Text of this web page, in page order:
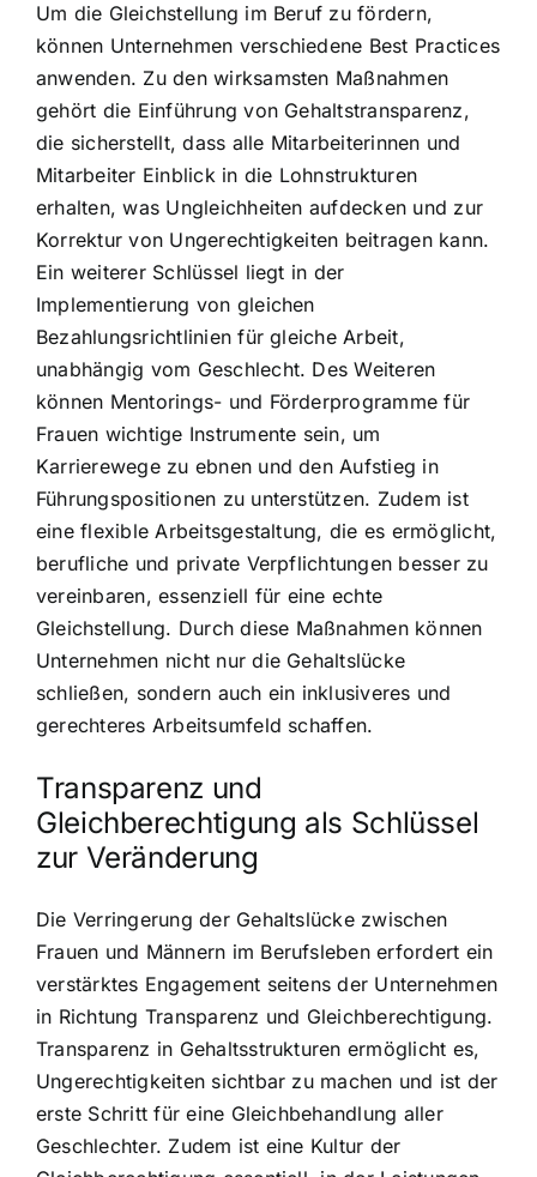
Um die Gleichstellung im Beruf zu fördern,
können Unternehmen verschiedene Best Practices
anwenden. Zu den wirksamsten Maßnahmen
gehört die Einführung von Gehaltstransparenz,
die sicherstellt, dass alle Mitarbeiterinnen und
Mitarbeiter Einblick in die Lohnstrukturen
erhalten, was Ungleichheiten aufdecken und zur
Korrektur von Ungerechtigkeiten beitragen kann.
Ein weiterer Schlüssel liegt in der
Implementierung von gleichen
Bezahlungsrichtlinien für gleiche Arbeit,
unabhängig vom Geschlecht. Des Weiteren
können Mentorings- und Förderprogramme für
Frauen wichtige Instrumente sein, um
Karrierewege zu ebnen und den Aufstieg in
Führungspositionen zu unterstützen. Zudem ist
eine flexible Arbeitsgestaltung, die es ermöglicht,
berufliche und private Verpflichtungen besser zu
vereinbaren, essenziell für eine echte
Gleichstellung. Durch diese Maßnahmen können
Unternehmen nicht nur die Gehaltslücke
schließen, sondern auch ein inklusiveres und
gerechteres Arbeitsumfeld schaffen.
Transparenz und
Gleichberechtigung als Schlüssel
zur Veränderung
Die Verringerung der Gehaltslücke zwischen
Frauen und Männern im Berufsleben erfordert ein
verstärktes Engagement seitens der Unternehmen
in Richtung Transparenz und Gleichberechtigung.
Transparenz in Gehaltsstrukturen ermöglicht es,
Ungerechtigkeiten sichtbar zu machen und ist der
erste Schritt für eine Gleichbehandlung aller
Geschlechter. Zudem ist eine Kultur der